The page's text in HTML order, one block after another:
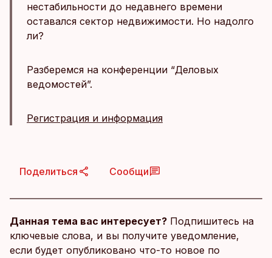
нестабильности до недавнего времени
оставался сектор недвижимости. Но надолго
ли?
Разберемся на конференции “Деловых
ведомостей”.
Регистрация и информация
Поделиться Сообщи
Данная тема вас интересует? Подпишитесь на
ключевые слова, и вы получите уведомление,
если будет опубликовано что-то новое по